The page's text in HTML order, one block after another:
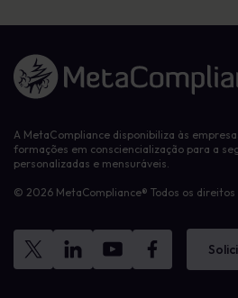
Ligação à página inicial
A MetaCompliance disponibiliza às
formações em consciencialização para a
personalizadas e mensuráveis.
© 2026 MetaCompliance® Todos os direitos